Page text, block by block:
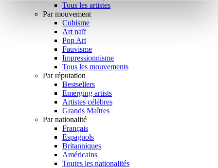
Tous les artistes
Par mouvement
Cubisme
Art naïf
Pop Art
Fauvisme
Impressionnisme
Tous les mouvements
Par réputation
Bestsellers
Emerging artists
Artistes célèbres
Grands Maîtres
Par nationalité
Français
Espagnols
Britanniques
Américains
Toutes les nationalités